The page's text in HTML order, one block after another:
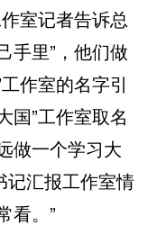
室记者告诉总
手里”，他们做
作室的名字引
国”工作室取名
做一个学习大
记汇报工作室情
看。”